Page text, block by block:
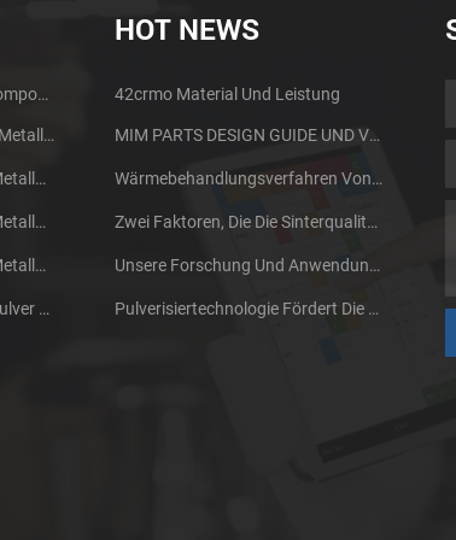
Sintern MIM Elektronische Komponenten Kopfhörer Shell Metall Teile
Edelstahl Gesintertes Pulver Metallurgie Mechanische Messing Getriebe
Edelstahl Gesinterte Pulver Metallurgie Metall Zahnräder
Edelstahl Gesinterte Pulver Metallurgie Metall Zahnräder
Edelstahl Gesinterte Pulver Metallurgie Mechanische Zahnradring
Edelstahl Eisen Sinter Gear Pulver Metallurgie Teile
HOT NEWS
42crmo Material Und Leistung
MIM PARTS DESIGN GUIDE UND VORTEILE
Wärmebehandlungsverfahren Von Pulvermetallurgie Metall
Zwei Faktoren, Die Die Sinterqualität Von Pulvermetallurgieprodukten Beeinflussen
Unsere Forschung Und Anwendung Von Großen Metallspritzgussteilen
Pulverisiertechnologie Fördert Die Entwicklung Des Metallpulver-Spritzgießverfahrens